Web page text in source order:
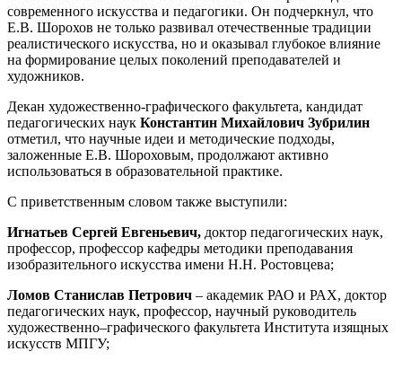
современного искусства и педагогики. Он подчеркнул, что
Е.В. Шорохов не только развивал отечественные традиции
реалистического искусства, но и оказывал глубокое влияние
на формирование целых поколений преподавателей и
художников.
Декан художественно-графического факультета, кандидат
педагогических наук Константин Михайлович Зубрилин
отметил, что научные идеи и методические подходы,
заложенные Е.В. Шороховым, продолжают активно
использоваться в образовательной практике.
С приветственным словом также выступили:
Игнатьев Сергей Евгеньевич, доктор педагогических наук,
профессор, профессор кафедры методики преподавания
изобразительного искусства имени Н.Н. Ростовцева;
Ломов Станислав Петрович – академик РАО и РАХ, доктор
педагогических наук, профессор, научный руководитель
художественно–графического факультета Института изящных
искусств МПГУ;